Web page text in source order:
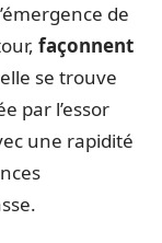
de
façonnent
se trouve
par l’essor
une rapidité